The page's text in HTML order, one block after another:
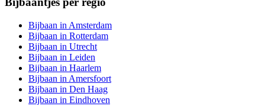
Bijbaan in Amsterdam
Bijbaan in Rotterdam
Bijbaan in Utrecht
Bijbaan in Leiden
Bijbaan in Haarlem
Bijbaan in Amersfoort
Bijbaan in Den Haag
Bijbaan in Eindhoven